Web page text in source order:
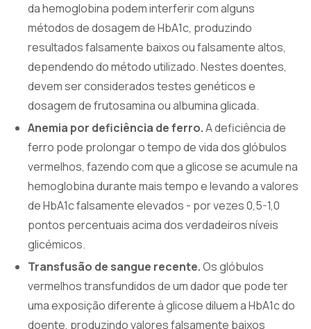
da hemoglobina podem interferir com alguns
métodos de dosagem de HbA1c, produzindo
resultados falsamente baixos ou falsamente altos,
dependendo do método utilizado. Nestes doentes,
devem ser considerados testes genéticos e
dosagem de frutosamina ou albumina glicada.
Anemia por deficiência de ferro.A deficiência de
ferro pode prolongar o tempo de vida dos glóbulos
vermelhos, fazendo com que a glicose se acumule na
hemoglobina durante mais tempo e levando a valores
de HbA1c falsamente elevados - por vezes 0,5-1,0
pontos percentuais acima dos verdadeiros níveis
glicémicos.
Transfusão de sangue recente.Os glóbulos
vermelhos transfundidos de um dador que pode ter
uma exposição diferente à glicose diluem a HbA1c do
doente, produzindo valores falsamente baixos